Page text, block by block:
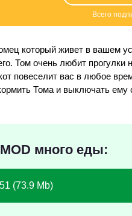
Всего
который живет в вашем
Том очень любит прогулки
повеселит вас в любое
Тома и выключать ему
много еды:
(73.9 Mb)